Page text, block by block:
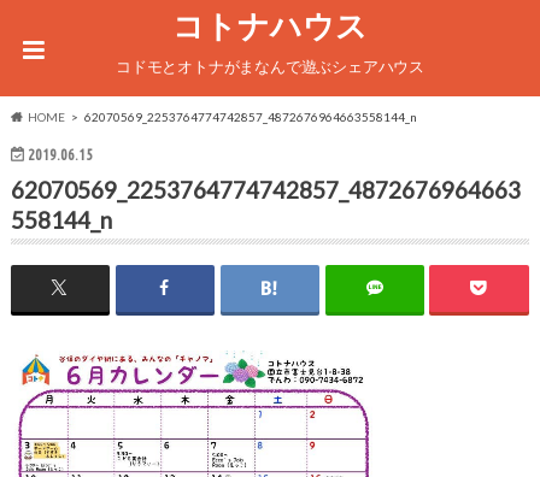
コトナハウス
コドモとオトナがまなんで遊ぶシェアハウス
HOME 62070569_2253764774742857_4872676964663558144_n
2019.06.15
62070569_2253764774742857_4872676964663
558144_n